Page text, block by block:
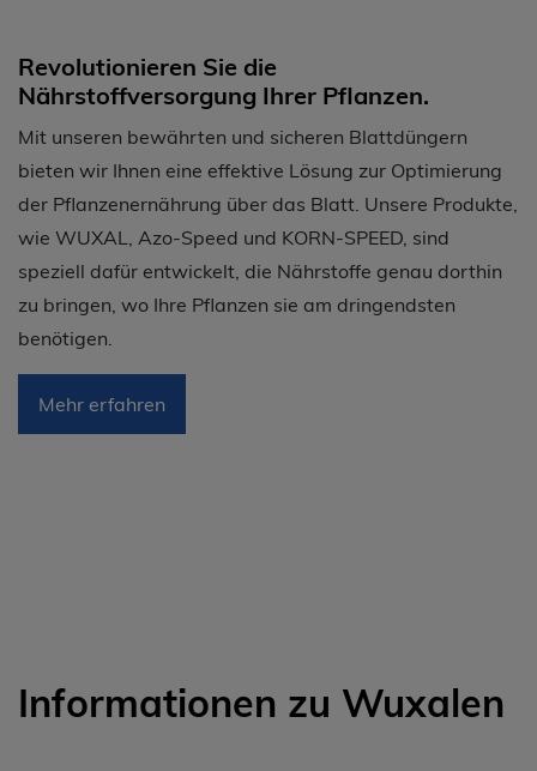
Revolutionieren Sie die
Nährstoffversorgung Ihrer Pflanzen.
Mit unseren bewährten und sicheren Blattdüngern
bieten wir Ihnen eine effektive Lösung zur Optimierung
der Pflanzenernährung über das Blatt. Unsere Produkte,
wie WUXAL, Azo-Speed und KORN-SPEED, sind
speziell dafür entwickelt, die Nährstoffe genau dorthin
zu bringen, wo Ihre Pflanzen sie am dringendsten
benötigen.
Mehr erfahren
Informationen zu Wuxalen